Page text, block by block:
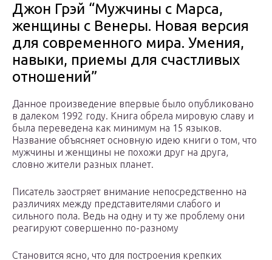
Джон Грэй “Мужчины с Марса,
женщины с Венеры. Новая версия
для современного мира. Умения,
навыки, приемы для счастливых
отношений”
Данное произведение впервые было опубликовано
в далеком 1992 году. Книга обрела мировую славу и
была переведена как минимум на 15 языков.
Название объясняет основную идею книги о том, что
мужчины и женщины не похожи друг на друга,
словно жители разных планет.
Писатель заостряет внимание непосредственно на
различиях между представителями слабого и
сильного пола. Ведь на одну и ту же проблему они
реагируют совершенно по-разному
Становится ясно, что для построения крепких